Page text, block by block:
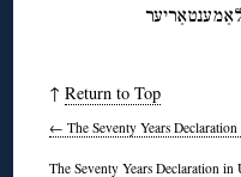
↑Return to Top
← The Seventy Years
The Seventy Years Declaration in